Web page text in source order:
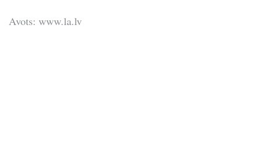
Avots: www.la.lv